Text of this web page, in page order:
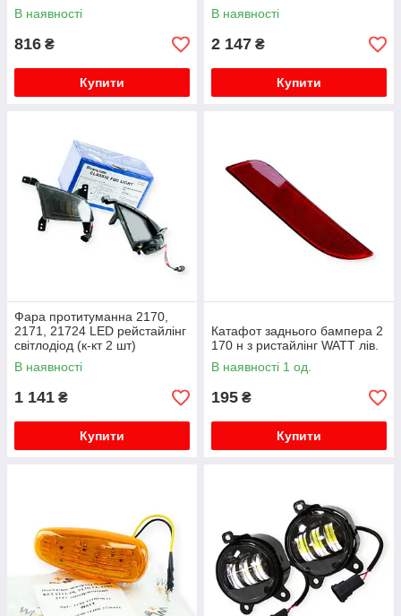
В наявності
816 ₴
Купити
В наявності
2 147 ₴
Купити
Фара протитуманна 2170,
2171, 21724 LED рейстайлінг
світлодіод (к-кт 2 шт)
BLASKAR
В наявності
1 141 ₴
Купити
Катафот заднього бампера 2
170 н з ристайлінг WATT лів.
В наявності 1 од.
195 ₴
Купити